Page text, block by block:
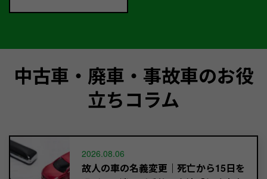
中古車・廃車・事故車のお役
立ちコラム
2026.08.06
故人の車の名義変更｜死亡から15日を